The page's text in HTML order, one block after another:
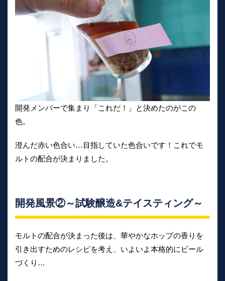
開発メンバーで集まり「これだ！」と決めたのがこの
色。
澄んだ赤い色合い…目指していた色合いです！これでモ
ルトの配合が決まりました。
開発風景②～試験醸造&テイスティング～
モルトの配合が決まった後は、華やかなホップの香りを
引き出すためのレシピを考え、いよいよ本格的にビール
づくり…